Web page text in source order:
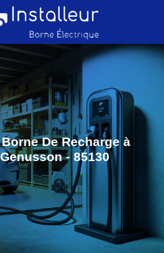
De Recharge à
- 85130